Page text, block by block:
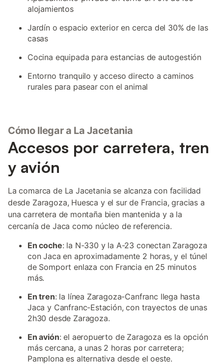
alojamientos
Jardín o espacio exterior en cerca del 30% de las
casas
Cocina equipada para estancias de autogestión
Entorno tranquilo y acceso directo a caminos
rurales para pasear con el animal
Cómo llegar a La Jacetania
Accesos por carretera, tren
y avión
La comarca de La Jacetania se alcanza con facilidad
desde Zaragoza, Huesca y el sur de Francia, gracias a
una carretera de montaña bien mantenida y a la
cercanía de Jaca como núcleo de referencia.
En coche: la N-330 y la A-23 conectan Zaragoza
con Jaca en aproximadamente 2 horas, y el túnel
de Somport enlaza con Francia en 25 minutos
más.
En tren: la línea Zaragoza-Canfranc llega hasta
Jaca y Canfranc-Estación, con trayectos de unas
2h30 desde Zaragoza.
En avión: el aeropuerto de Zaragoza es la opción
más cercana, a unas 2 horas por carretera;
Pamplona es alternativa desde el oeste.